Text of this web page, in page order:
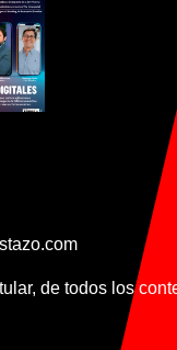
de todos los